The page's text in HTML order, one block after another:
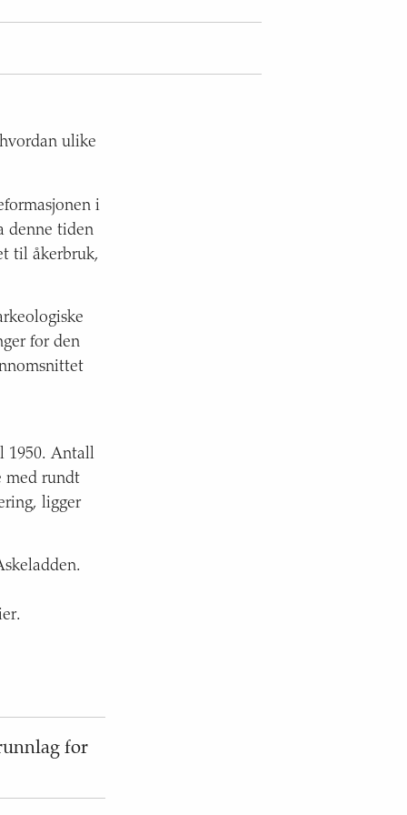
ulike
i
denne tiden
til åkerbruk,
for den
1950. Antall
med rundt
ligger
for